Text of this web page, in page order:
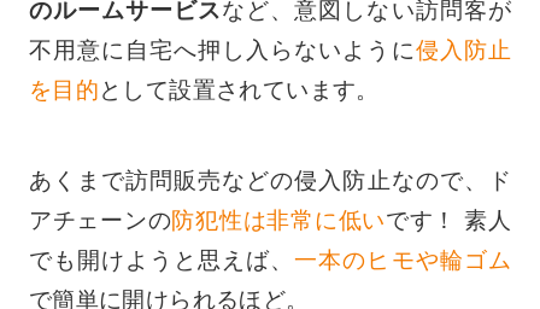
のルームサービスなど、意図しない訪問客が
不用意に自宅へ押し入らないように侵入防止
を目的として設置されています。
あくまで訪問販売などの侵入防止なので、ド
アチェーンの防犯性は非常に低いです！ 素人
でも開けようと思えば、一本のヒモや輪ゴム
で簡単に開けられるほど。